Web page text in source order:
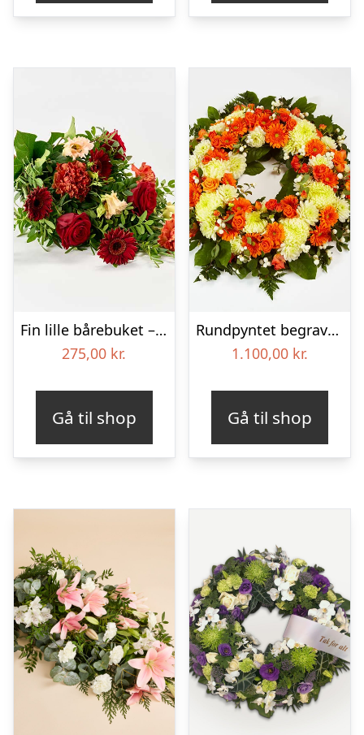
Fin lille bårebuket – Blomster til begravelse
275,00 kr.
Gå til shop
Rundpyntet begravelseskrans – Blomster til begravelse
1.100,00 kr.
Gå til shop